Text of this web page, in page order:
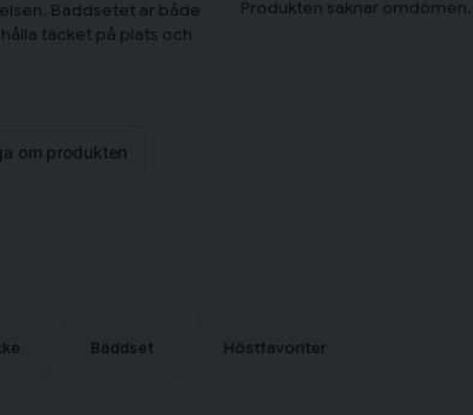
Bäddsetet är både
täcket på plats och
om produkten
Bäddset Höstfavoriter